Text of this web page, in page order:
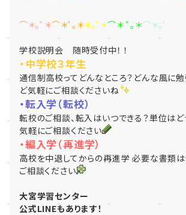
⌒＊｡ﾟ＊⌒＊ﾟ｡＊＊｡ﾟ＊⌒＊ ﾟ｡＊⌒＊｡ﾟ
学校説明会 随時受付中！ ！
・中学校３年生
通信制高校ってどんなところ？どんな風に勉
ど気軽にご相談くださいね
・転入学（転校）
転校のご相談、転入はいつできる？単位は
気軽にご相談ください
・編入学（再進学）
高校を中退してからの再進学 必要な書類
ご相談ください
大宮学習センター
公式LINEもあります！